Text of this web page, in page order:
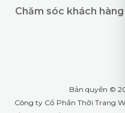
Chăm sóc khách hàng
Bản quyền ©
Công ty Cổ Phần Thời Trang